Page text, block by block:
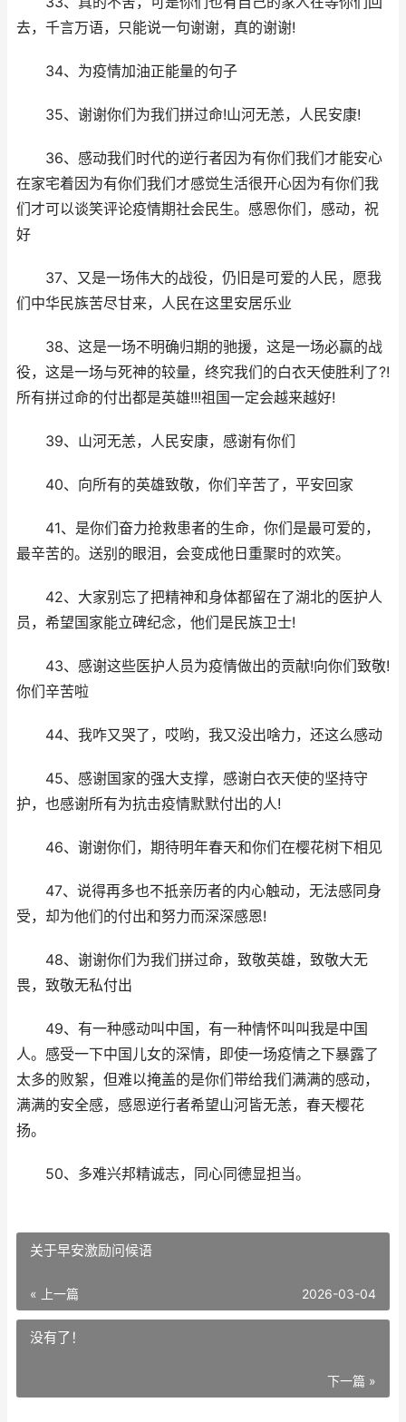
去，千言万语，只能说一句谢谢，真的谢谢!
34、为疫情加油正能量的句子
35、谢谢你们为我们拼过命!山河无恙，人民安康!
36、感动我们时代的逆行者因为有你们我们才能安心
在家宅着因为有你们我们才感觉生活很开心因为有你们我
们才可以谈笑评论疫情期社会民生。感恩你们，感动，祝
好
37、又是一场伟大的战役，仍旧是可爱的人民，愿我
们中华民族苦尽甘来，人民在这里安居乐业
38、这是一场不明确归期的驰援，这是一场必赢的战
役，这是一场与死神的较量，终究我们的白衣天使胜利了?!
所有拼过命的付出都是英雄!!!祖国一定会越来越好!
39、山河无恙，人民安康，感谢有你们
40、向所有的英雄致敬，你们辛苦了，平安回家
41、是你们奋力抢救患者的生命，你们是最可爱的，
最辛苦的。送别的眼泪，会变成他日重聚时的欢笑。
42、大家别忘了把精神和身体都留在了湖北的医护人
员，希望国家能立碑纪念，他们是民族卫士!
43、感谢这些医护人员为疫情做出的贡献!向你们致敬!
你们辛苦啦
44、我咋又哭了，哎哟，我又没出啥力，还这么感动
45、感谢国家的强大支撑，感谢白衣天使的坚持守
护，也感谢所有为抗击疫情默默付出的人!
46、谢谢你们，期待明年春天和你们在樱花树下相见
47、说得再多也不抵亲历者的内心触动，无法感同身
受，却为他们的付出和努力而深深感恩!
48、谢谢你们为我们拼过命，致敬英雄，致敬大无
畏，致敬无私付出
49、有一种感动叫中国，有一种情怀叫叫我是中国
人。感受一下中国儿女的深情，即使一场疫情之下暴露了
太多的败絮，但难以掩盖的是你们带给我们满满的感动，
满满的安全感，感恩逆行者希望山河皆无恙，春天樱花
扬。
50、多难兴邦精诚志，同心同德显担当。
​关于早安激励问候语
« 上一篇 2026-03-04
没有了！
下一篇 »